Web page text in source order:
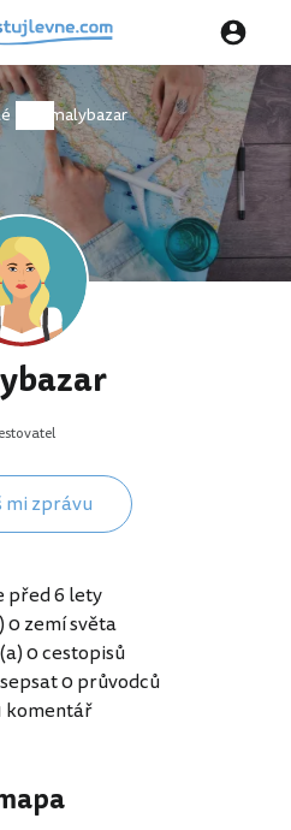
malybazar
mi zprávu
před 6 lety
0 zemí světa
0 cestopisů
0 průvodců
komentář